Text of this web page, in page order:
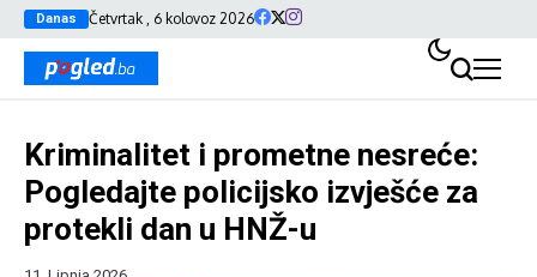
Danas Četvrtak , 6 kolovoz 2026
Kriminalitet i prometne nesreće:
Pogledajte policijsko izvješće za
protekli dan u HNŽ-u